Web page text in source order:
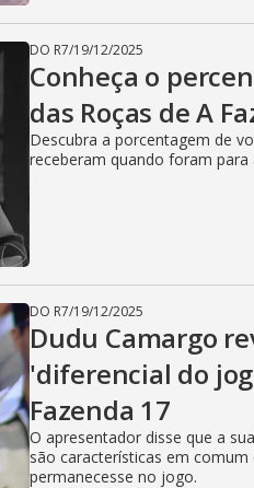
DO R7/19/12/2025
Conheça o
das Roças de A
Descubra a porcentagem de
receberam quando foram para
DO R7/19/12/2025
Dudu Camargo
'diferencial do
Fazenda 17
O apresentador disse que a
são características em
permanecesse no jogo.